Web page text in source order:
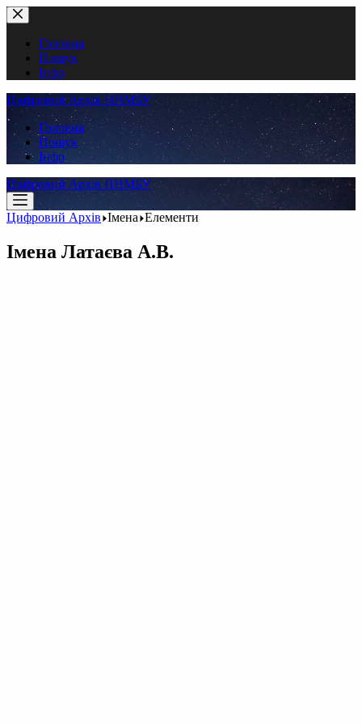
Перейти
до
вмістуГоловна
Пошук
Інфо
Цифровий Архів ННМБУ
Головна
Пошук
Інфо
Цифровий Архів ННМБУ
Цифровий Архів Імена Елементи
Імена Латаєва А.В.